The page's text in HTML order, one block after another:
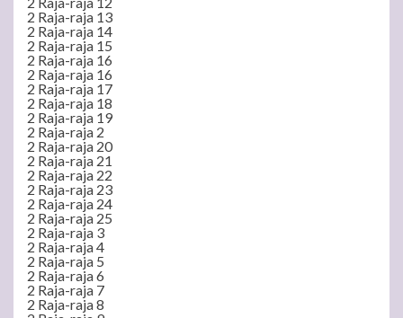
2 Raja-raja 13
2 Raja-raja 14
2 Raja-raja 15
2 Raja-raja 16
2 Raja-raja 16
2 Raja-raja 17
2 Raja-raja 18
2 Raja-raja 19
2 Raja-raja 2
2 Raja-raja 20
2 Raja-raja 21
2 Raja-raja 22
2 Raja-raja 23
2 Raja-raja 24
2 Raja-raja 25
2 Raja-raja 3
2 Raja-raja 4
2 Raja-raja 5
2 Raja-raja 6
2 Raja-raja 7
2 Raja-raja 8